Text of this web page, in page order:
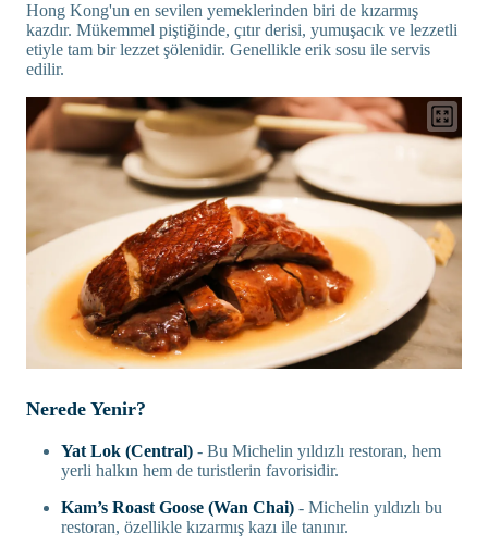
Hong Kong'un en sevilen yemeklerinden biri de kızarmış
kazdır. Mükemmel piştiğinde, çıtır derisi, yumuşacık ve lezzetli
etiyle tam bir lezzet şölenidir. Genellikle erik sosu ile servis
edilir.
Nerede Yenir?
Yat Lok (Central) - Bu Michelin yıldızlı restoran, hem
yerli halkın hem de turistlerin favorisidir.
Kam’s Roast Goose (Wan Chai) - Michelin yıldızlı bu
restoran, özellikle kızarmış kazı ile tanınır.